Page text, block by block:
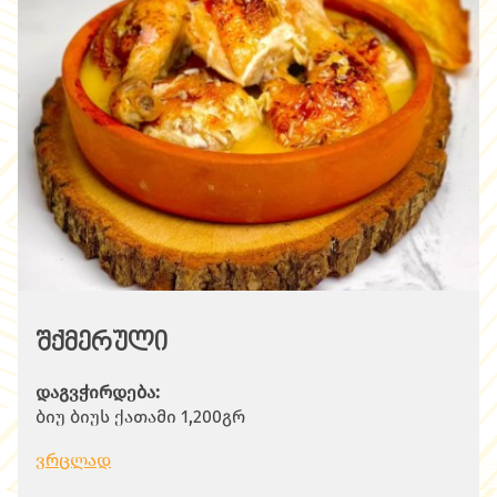
შქმერული
დაგვჭირდება:
ბიუ ბიუს ქათამი 1,200გრ
კარაქი ან ერბო 100გრ
ვრცლად